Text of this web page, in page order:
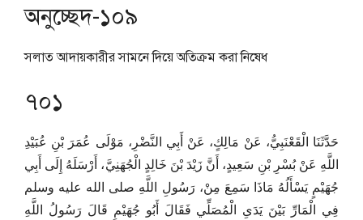
অনুচ্ছেদ-১০৯
সলাত আদায়কারীর সামনে দিয়ে অতিক্রম করা নিষেধ
৭০১
حَدَّثَنَا الْقَعْنَبِيُّ، عَنْ مَالِكٍ، عَنْ أَبِي النَّضْرِ، مَوْلَى عُمَرَ بْنِ عُبَيْدِ
اللَّهِ عَنْ بُسْرِ بْنِ سَعِيدٍ، أَنَّ زَيْدَ بْنَ خَالِدٍ الْجُهَنِيَّ، أَرْسَلَهُ إِلَى أَبِي
جُهَيْمٍ يَسْأَلُهُ مَاذَا سَمِعَ مِنْ، رَسُولِ اللَّهِ صلى الله عليه وسلم
فِي الْمَارِّ بَيْنَ يَدَىِ الْمُصَلِّي فَقَالَ أَبُو جُهَيْمٍ قَالَ رَسُولُ اللَّهِ